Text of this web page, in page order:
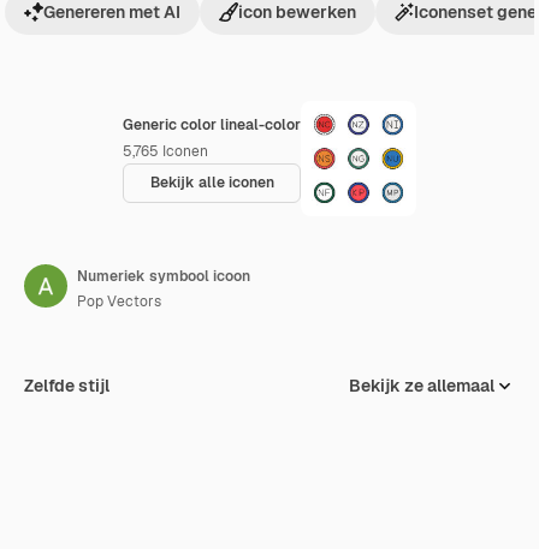
Generic color lineal-color
5,765 Iconen
Bekijk alle iconen
Genereren met AI icon bewerken Iconenset
Numeriek symbool icoon
Pop Vectors
Zelfde stijl Bekijk ze allemaal